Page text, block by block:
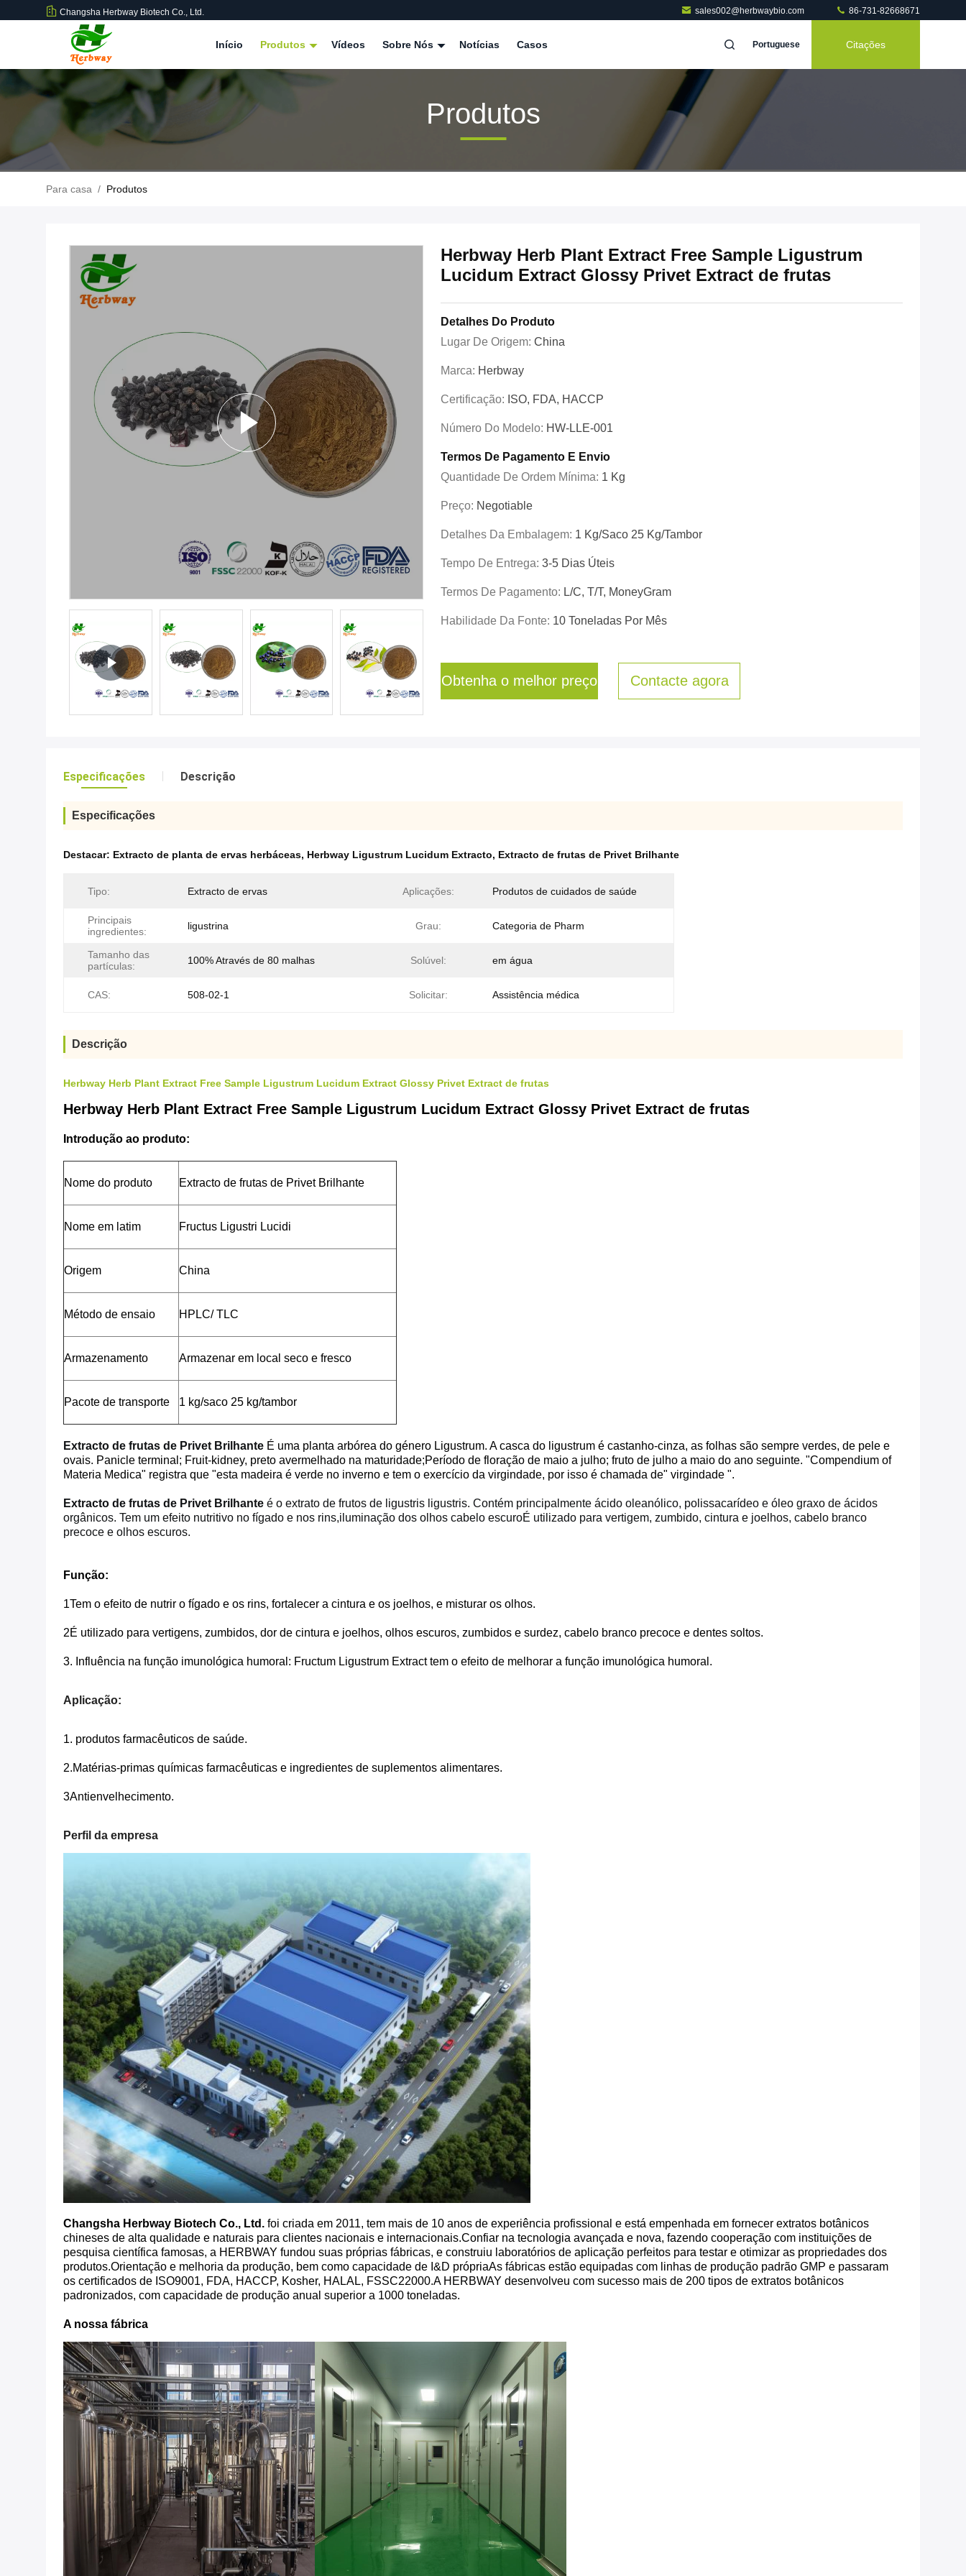
Changsha Herbway Biotech Co., Ltd. sales002@herbwaybio.com 86-731-82668671
Início Produtos Vídeos Sobre Nós Notícias Casos Portuguese Citações
Produtos
Para casa / Produtos
Herbway Herb Plant Extract Free Sample Ligustrum
Lucidum Extract Glossy Privet Extract de frutas
Detalhes Do Produto
Lugar De Origem: China
Marca: Herbway
Certificação: ISO, FDA, HACCP
Número Do Modelo: HW-LLE-001
Termos De Pagamento E Envio
Quantidade De Ordem Mínima: 1 Kg
Preço: Negotiable
Detalhes Da Embalagem: 1 Kg/saco 25 Kg/tambor
Tempo De Entrega: 3-5 Dias Úteis
Termos De Pagamento: L/C, T/T, MoneyGram
Habilidade Da Fonte: 10 Toneladas Por Mês
Obtenha o melhor preço Contacte agora
Especificações Descrição
Especificações
Destacar: Extracto de planta de ervas herbáceas, Herbway Ligustrum Lucidum Extracto, Extracto de frutas de Privet Brilhante
Tipo: Extracto de ervas Aplicações: Produtos de cuidados de saúde
Principais
ingredientes:
ligustrina Grau: Categoria de Pharm
Tamanho das
partículas:
100% Através de 80 malhas Solúvel: em água
CAS: 508-02-1 Solicitar: Assistência médica
Descrição
Herbway Herb Plant Extract Free Sample Ligustrum Lucidum Extract Glossy Privet Extract de frutas
Herbway Herb Plant Extract Free Sample Ligustrum Lucidum Extract Glossy Privet Extract de frutas
Introdução ao produto:
Nome do produto Extracto de frutas de Privet Brilhante
Nome em latim Fructus Ligustri Lucidi
Origem China
Método de ensaio HPLC/ TLC
Armazenamento Armazenar em local seco e fresco
Pacote de transporte 1 kg/saco 25 kg/tambor
Extracto de frutas de Privet Brilhante É uma planta arbórea do género Ligustrum. A casca do ligustrum é castanho-cinza, as folhas são sempre verdes, de pele e
ovais. Panicle terminal; Fruit-kidney, preto avermelhado na maturidade;Período de floração de maio a julho; fruto de julho a maio do ano seguinte. "Compendium of
Materia Medica" registra que "esta madeira é verde no inverno e tem o exercício da virgindade, por isso é chamada de" virgindade ".
Extracto de frutas de Privet Brilhante é o extrato de frutos de ligustris ligustris. Contém principalmente ácido oleanólico, polissacarídeo e óleo graxo de ácidos
orgânicos. Tem um efeito nutritivo no fígado e nos rins,iluminação dos olhos cabelo escuroÉ utilizado para vertigem, zumbido, cintura e joelhos, cabelo branco
precoce e olhos escuros.
Função:
1Tem o efeito de nutrir o fígado e os rins, fortalecer a cintura e os joelhos, e misturar os olhos.
2É utilizado para vertigens, zumbidos, dor de cintura e joelhos, olhos escuros, zumbidos e surdez, cabelo branco precoce e dentes soltos.
3. Influência na função imunológica humoral: Fructum Ligustrum Extract tem o efeito de melhorar a função imunológica humoral.
Aplicação:
1. produtos farmacêuticos de saúde.
2.Matérias-primas químicas farmacêuticas e ingredientes de suplementos alimentares.
3Antienvelhecimento.
Perfil da empresa
Changsha Herbway Biotech Co., Ltd. foi criada em 2011, tem mais de 10 anos de experiência profissional e está empenhada em fornecer extratos botânicos
chineses de alta qualidade e naturais para clientes nacionais e internacionais.Confiar na tecnologia avançada e nova, fazendo cooperação com instituições de
pesquisa científica famosas, a HERBWAY fundou suas próprias fábricas, e construiu laboratórios de aplicação perfeitos para testar e otimizar as propriedades dos
produtos.Orientação e melhoria da produção, bem como capacidade de I&D própriaAs fábricas estão equipadas com linhas de produção padrão GMP e passaram
os certificados de ISO9001, FDA, HACCP, Kosher, HALAL, FSSC22000.A HERBWAY desenvolveu com sucesso mais de 200 tipos de extratos botânicos
padronizados, com capacidade de produção anual superior a 1000 toneladas.
A nossa fábrica